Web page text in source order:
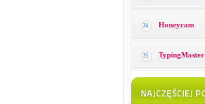
24 Honeycam
25 TypingMaster